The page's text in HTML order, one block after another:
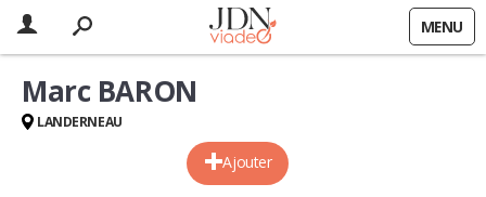
MENU
Ajouter
Marc BARON
LANDERNEAU